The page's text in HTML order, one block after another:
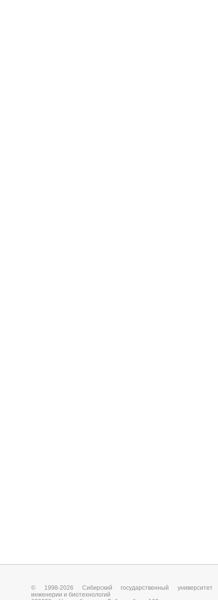
© 1998-2026 Сибирский государственный университет
инженерии и биотехнологий